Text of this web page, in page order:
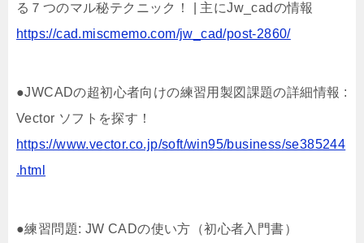
る７つのマル秘テクニック！ | 主にJw_cadの情報
https://cad.miscmemo.com/jw_cad/post-2860/
●JWCADの超初心者向けの練習用製図課題の詳細情報 :
Vector ソフトを探す！
https://www.vector.co.jp/soft/win95/business/se385244
.html
●練習問題: JW CADの使い方（初心者入門書）